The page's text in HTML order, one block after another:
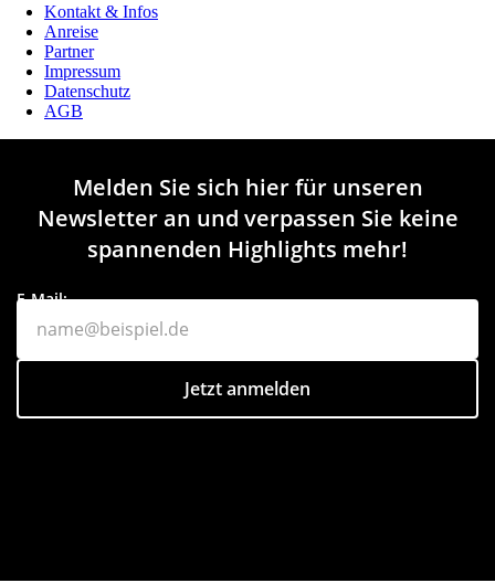
Kontakt & Infos
Anreise
Partner
Impressum
Datenschutz
AGB